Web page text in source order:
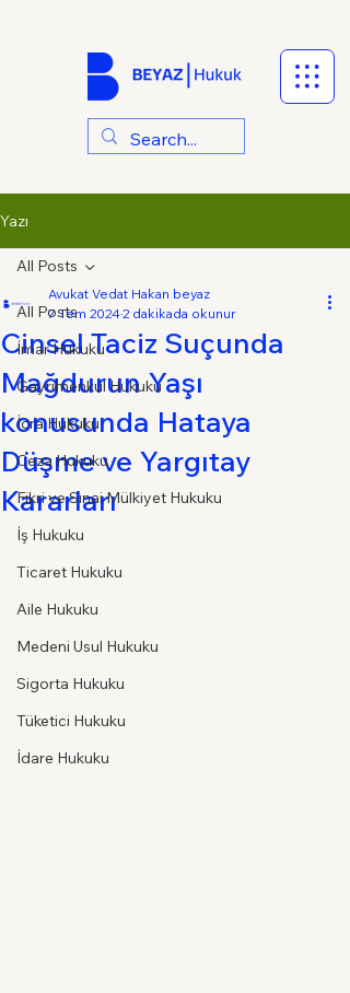
Yazı
All Posts
İmar Hukuku
Gayrimenkul Hukuku
İcra Hukuku
Ceza Hukuku
Fikri ve Sınai Mülkiyet Hukuku
İş Hukuku
Ticaret Hukuku
Aile Hukuku
Medeni Usul Hukuku
Sigorta Hukuku
Tüketici Hukuku
İdare Hukuku
All Posts
Cinsel Taciz Suçunda
Mağdurun Yaşı
konusunda Hataya
Düşme ve Yargıtay
Kararları
Avukat Vedat Hakan beyaz
7 Tem 20242 dakikada okunur